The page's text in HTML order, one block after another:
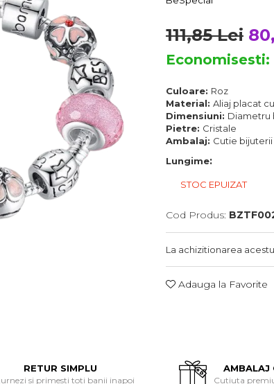
111,85 Lei
Economisesti:
Culoare: Roz
Material: Aliaj placat
Dimensiuni: Diametru
Pietre: Cristale
Ambalaj: Cutie
Lungime:
STOC EPUIZAT
Cod Produs:
La achizitionarea
Adauga la Favorite
RETUR SIMPLU
si primesti toti banii inapoi
AMBALAJ
Cutiuta